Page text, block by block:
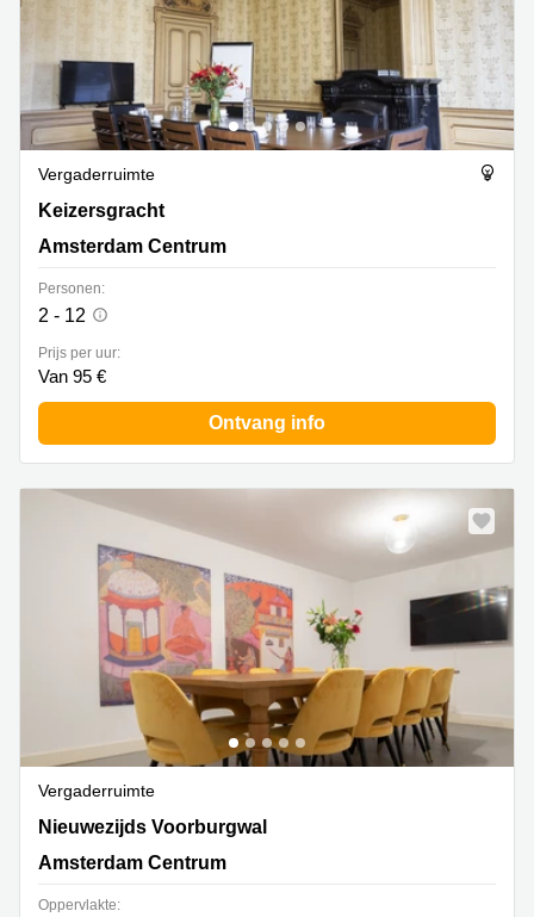
Vergaderruimte
Keizersgracht 482, Amsterdam Centrum
Keizersgracht
Amsterdam Centrum
Personen:
2 - 12
Prijs per uur:
Van 95 €
Ontvang info
Vergaderruimte
Nieuwezijds Voorburgwal 296-298, Amsterdam Centrum
Nieuwezijds Voorburgwal
Amsterdam Centrum
Oppervlakte: